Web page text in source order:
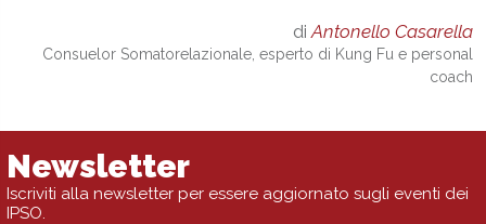
di Antonello Casarella
Consuelor Somatorelazionale, esperto di Kung Fu e personal
coach
Newsletter
Iscriviti alla newsletter per essere aggiornato sugli eventi dei
IPSO.